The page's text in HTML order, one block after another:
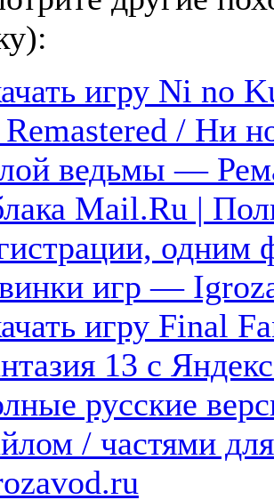
игру Ni no
/ Ни
ведьмы —
Mail.Ru |
одним
игр —
игру Final
13 с
русские
/ частями